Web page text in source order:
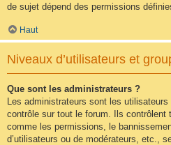
de sujet dépend des permissions
Haut
Niveaux d’utilisateurs et
Que sont les administrateurs ?
Les administrateurs sont les
contrôle sur tout le forum. Ils contrôlent
comme les permissions, le
d’utilisateurs ou de modérateurs, etc.,